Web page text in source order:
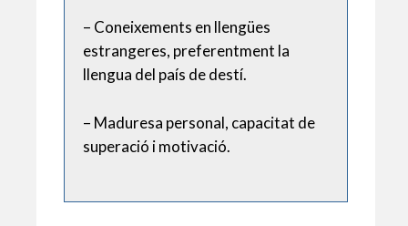
– Coneixements en llengües
estrangeres, preferentment la
llengua del país de destí.
– Maduresa personal, capacitat de
superació i motivació.